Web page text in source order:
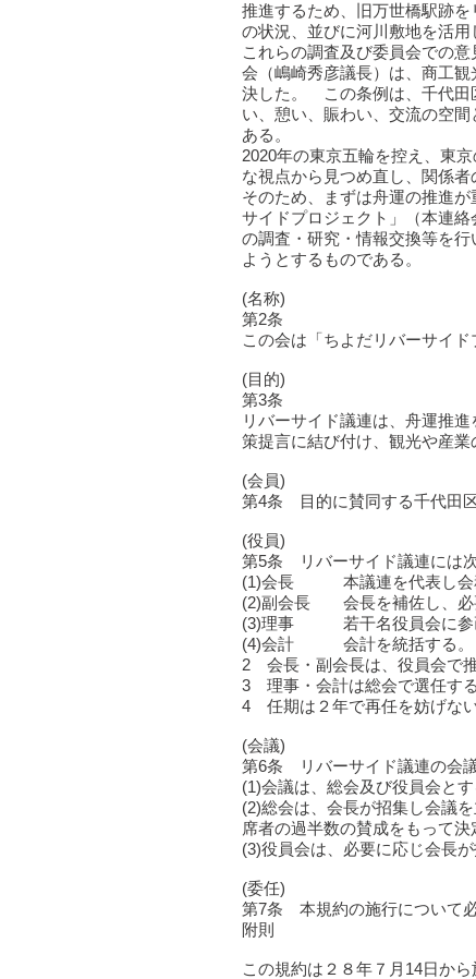
推進するため、旧万世橋駅跡
の状況、並びに河川敷地を活用
これらの調査及び委員会での
会（嶋崎秀彦議長）は、商工
決した。 この条例は、千代田
い、憩い、賑わい、交流の空
ある。
2020年の東京五輪を控え、東
な視点から見つめ直し、関係
そのため、まずは舟運の推進
サイドプロジェクト」（本連
の調査・研究・情報交換等を
ようとするものである。
(名称)
第2条
この会は「ちよだリバーサイ
(目的)
第3条
リバーサイド議連は、舟運推
策提言に結び付け、観光や産
(会員)
第4条 目的に賛同する千代田
(役員)
第5条 リバーサイド議連には次
(1)会長 本議連を代表し会務
(2)副会長 会長を補佐し、必
(3)理事 若干名役員会に参画
(4)会計 会計を統括する。
2 会長・副会長は、役員会で
3 理事・会計は総会で選任する
4 任期は２年で再任を妨げない
(会議)
第6条 リバーサイド議連の会
(1)会議は、総会及び役員会とす
(2)総会は、会長が招集し会議
席者の過半数の賛成をもって決
(3)役員会は、必要に応じ会長
(委任)
第7条 本規約の施行について
附則
この規約は２８年７月14日から